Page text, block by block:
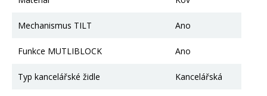
Mechanismus TILT Ano
Funkce MUTLIBLOCK Ano
Typ kancelářské židle Kancelářská